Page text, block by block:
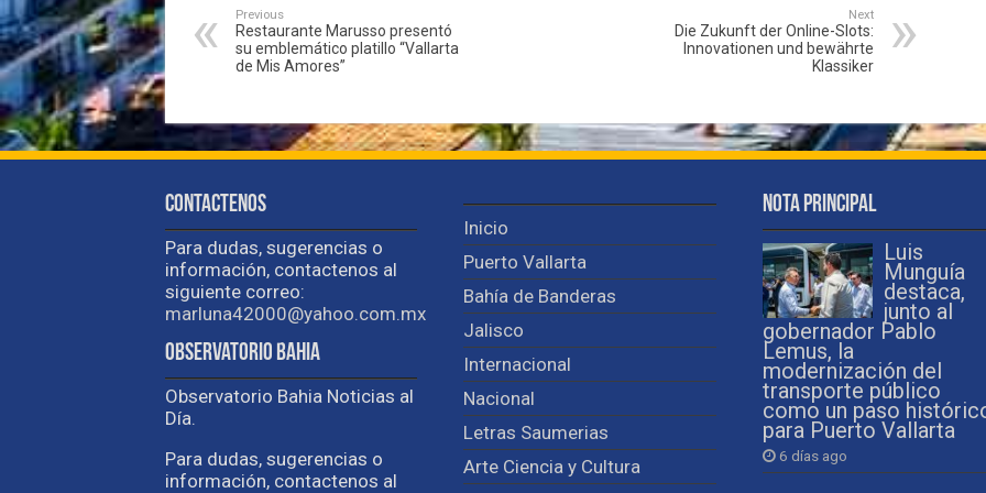
Previous
Restaurante Marusso presentó
su emblemático platillo “Vallarta
de Mis Amores”
Next
Die Zukunft der Online-Slots:
Innovationen und bewährte
Klassiker
Contactenos
Para dudas, sugerencias o
información, contactenos al
siguiente correo:
marluna42000@yahoo.com.mx
Observatorio Bahia
Observatorio Bahia Noticias al
Día.
Para dudas, sugerencias o
información, contactenos al
Inicio
Puerto Vallarta
Bahía de Banderas
Jalisco
Internacional
Nacional
Letras Saumerias
Arte Ciencia y Cultura
Nota Principal
Luis
Munguía
destaca,
junto al
gobernador Pablo
Lemus, la
modernización del
transporte público
como un paso
para Puerto Vallarta
6 días ago